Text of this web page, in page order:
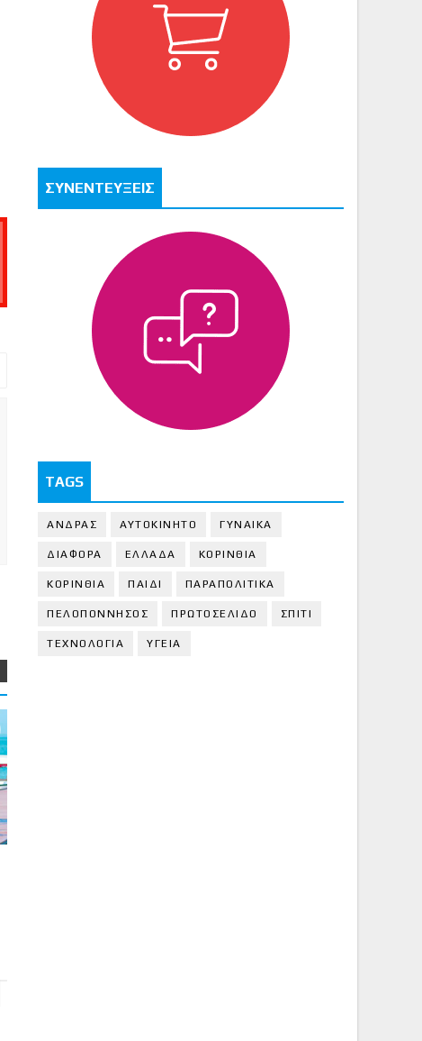
ΣΥΝΕΝΤΕΥΞΕΙΣ
TAGS
ΑΝΔΡΑΣ ΑΥΤΟΚΙΝΗΤΟ ΓΥΝΑΙΚΑ
ΔΙΑΦΟΡΑ ΕΛΛΑΔΑ ΚΟΡΙΝΘΙΑ
ΚΟΡΙΝΘΙA ΠΑΙΔΙ ΠΑΡΑΠΟΛΙΤΙΚΑ
ΠΕΛΟΠΟΝΝΗΣΟΣ ΠΡΩΤΟΣΕΛΙΔΟ ΣΠΙΤΙ
ΤΕΧΝΟΛΟΓΙΑ ΥΓΕΙΑ